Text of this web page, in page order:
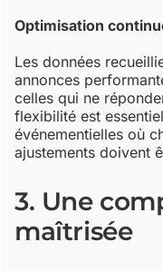
Optimisation
Les données
annonces
celles qui ne
flexibilité est
événementielles où
ajustements doivent
3. Une
maîtrisée